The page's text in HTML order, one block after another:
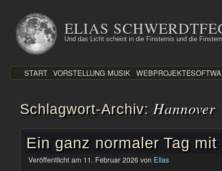
Inhalt
springen
ELIAS
Und das Licht scheint in die Finsternis und die
START VORSTELLUNG MUSIK WEBPROJEKTE
Schlagwort-Archiv: Hannover
Ein ganz normaler Tag mit
Veröffentlicht am 11. Februar 2026von Elias